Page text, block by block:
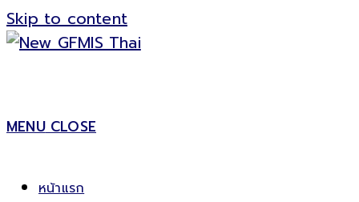
Skip to content
MENU CLOSE
หน้าแรก